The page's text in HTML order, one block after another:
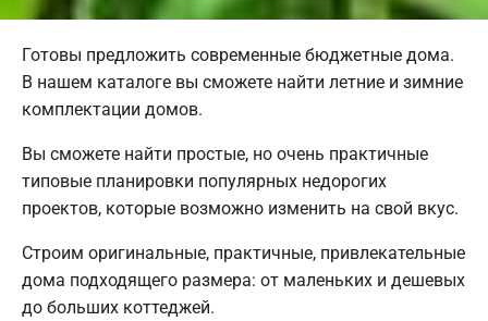
Готовы предложить современные бюджетные дома.
В нашем каталоге вы сможете найти летние и зимние
комплектации домов.
Вы сможете найти простые, но очень практичные
типовые планировки популярных недорогих
проектов, которые возможно изменить на свой вкус.
Строим оригинальные, практичные, привлекательные
дома подходящего размера: от маленьких и дешевых
до больших коттеджей.